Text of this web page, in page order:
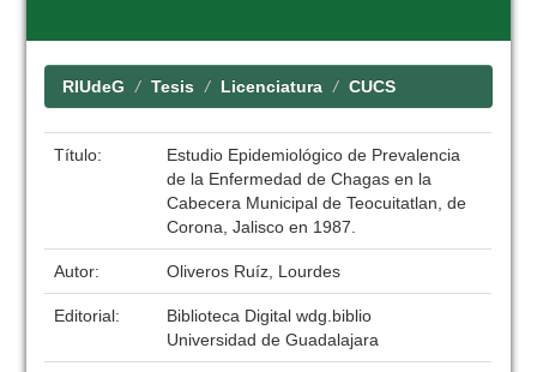
RIUdeG Tesis Licenciatura CUCS
Título:
Estudio Epidemiológico de Prevalencia
de la Enfermedad de Chagas en la
Cabecera Municipal de Teocuitatlan, de
Corona, Jalisco en 1987.
Autor: Oliveros Ruíz, Lourdes
Editorial:
Biblioteca Digital wdg.biblio
Universidad de Guadalajara